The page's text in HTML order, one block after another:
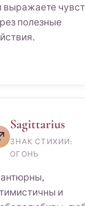
выражаете
полезные
Sagittarius
ЗНАК СТИХИИ:
ОГОНЬ
и